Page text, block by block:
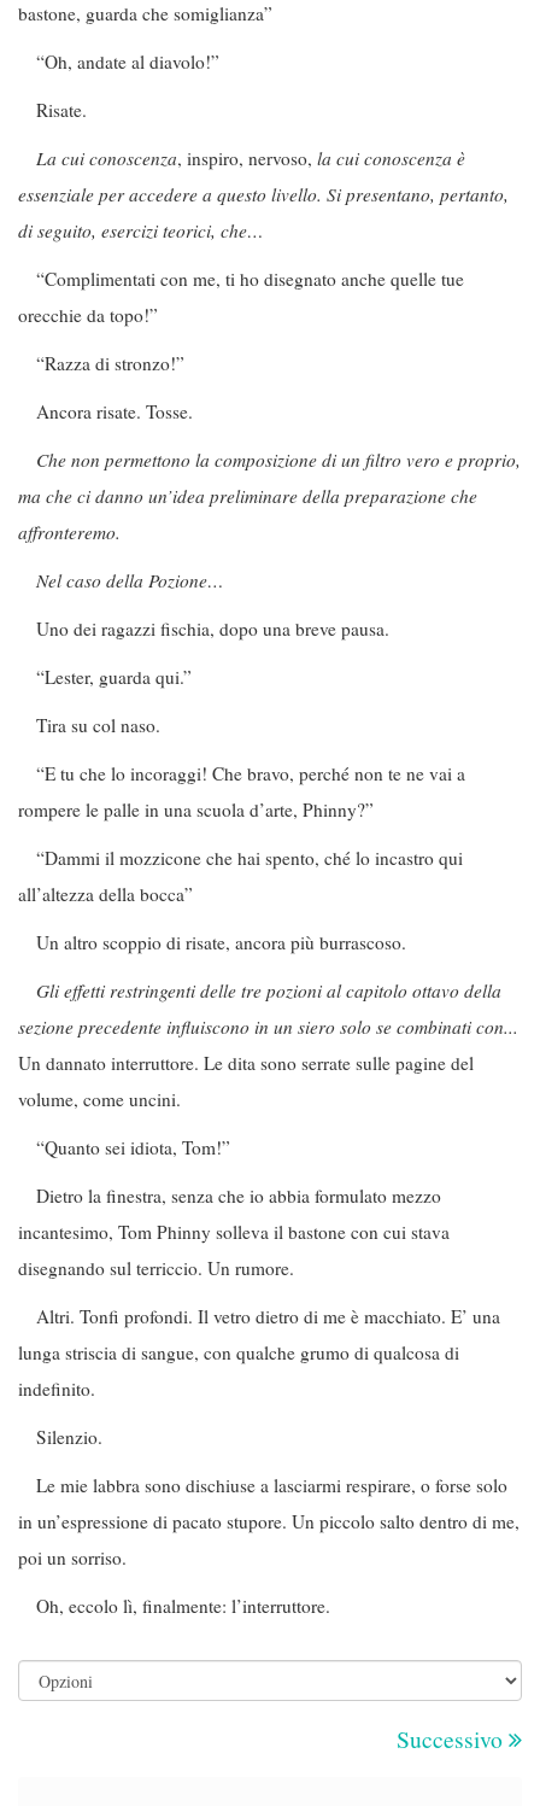
bastone, guarda che somiglianza”
“Oh, andate al diavolo!”
Risate.
La cui conoscenza, inspiro, nervoso,la cui conoscenza è
essenziale per accedere a questo livello. Si presentano, pertanto,
di seguito, esercizi teorici, che…
“Complimentati con me, ti ho disegnato anche quelle tue
orecchie da topo!”
“Razza di stronzo!”
Ancora risate. Tosse.
Che non permettono la composizione di un filtro vero e proprio,
ma che ci danno un’idea preliminare della preparazione che
affronteremo.
Nel caso della Pozione…
Uno dei ragazzi fischia, dopo una breve pausa.
“Lester, guarda qui.”
Tira su col naso.
“E tu che lo incoraggi! Che bravo, perché non te ne vai a
rompere le palle in una scuola d’arte, Phinny?”
“Dammi il mozzicone che hai spento, ché lo incastro qui
all’altezza della bocca”
Un altro scoppio di risate, ancora più burrascoso.
Gli effetti restringenti delle tre pozioni al capitolo ottavo della
sezione precedente influiscono in un siero solo se combinati con...
Un dannato interruttore. Le dita sono serrate sulle pagine del
volume, come uncini.
“Quanto sei idiota, Tom!”
Dietro la finestra, senza che io abbia formulato mezzo
incantesimo, Tom Phinny solleva il bastone con cui stava
disegnando sul terriccio. Un rumore.
Altri. Tonfi profondi. Il vetro dietro di me è macchiato. E’ una
lunga striscia di sangue, con qualche grumo di qualcosa di
indefinito.
Silenzio.
Le mie labbra sono dischiuse a lasciarmi respirare, o forse solo
in un’espressione di pacato stupore. Un piccolo salto dentro di me,
poi un sorriso.
Oh, eccolo lì, finalmente: l’interruttore.
Successivo